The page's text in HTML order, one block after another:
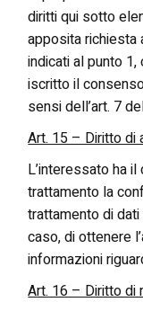
diritti qui sotto
apposita richiesta
indicati al punto
iscritto il
sensi dell’art. 7
Art. 15 – Diritto di
L’interessato ha
trattamento la
trattamento di
caso, di ottenere
informazioni
Art. 16 – Diritto di